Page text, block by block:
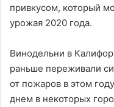
привкусом, который
урожая 2020 года.
Винодельни в
раньше переживали
от пожаров в этом
днем в некоторых